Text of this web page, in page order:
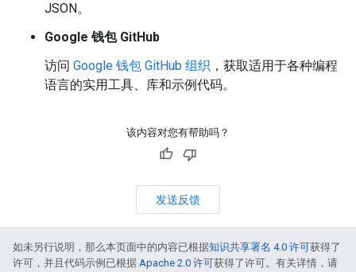
JSON。
Google 钱包 GitHub
访问 Google 钱包 GitHub 组织 ，获取适用于各种编程
语言的实用工具、库和示例代码。
该内容对您有帮助吗？
发送反馈
如未另行说明，那么本页面中的内容已根据知识共享署名 4.0 许可获得了
许可，并且代码示例已根据 Apache 2.0 许可获得了许可。有关详情，请